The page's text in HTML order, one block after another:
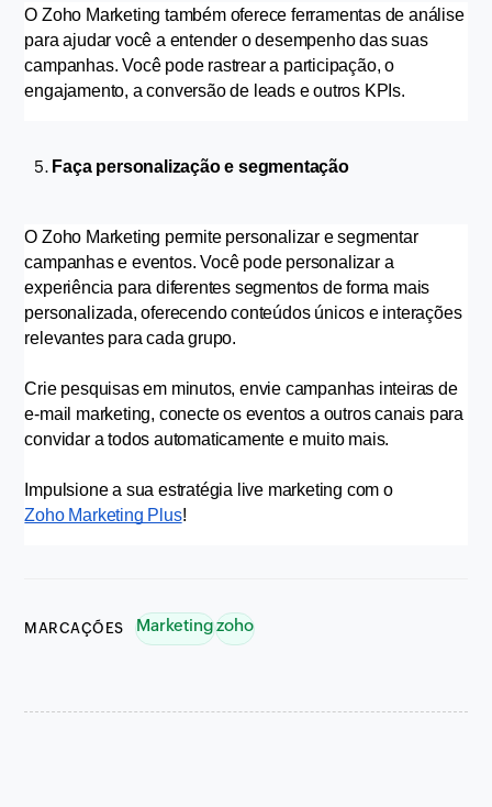
O Zoho Marketing também oferece ferramentas de análise
para ajudar você a entender o desempenho das suas
campanhas. Você pode rastrear a participação, o
engajamento, a conversão de leads e outros KPIs.
Faça personalização e segmentação
O Zoho Marketing permite personalizar e segmentar
campanhas e eventos. Você pode personalizar a
experiência para diferentes segmentos de forma mais
personalizada, oferecendo conteúdos únicos e interações
relevantes para cada grupo.
Crie pesquisas em minutos, envie campanhas inteiras de
e-mail marketing, conecte os eventos a outros canais para
convidar a todos automaticamente e muito mais.
Impulsione a sua estratégia live marketing com o
Zoho Marketing Plus!
MARCAÇÕES Marketingzoho